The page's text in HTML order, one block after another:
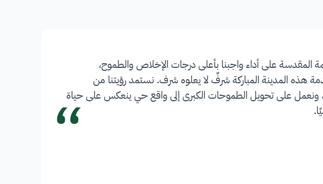
المقدسة على أداء واجبنا بأعلى درجات الإخلاص والطموح،
هذه المدينة المباركة شرفٌ لا يعلوه شرف. نستمد رؤيتنا من
في قلب التنمية، ونعمل على تحويل الطموحات الكبرى إلى واقع حي ينعكس على حياة
“